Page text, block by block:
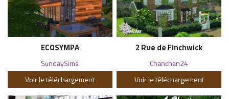
ECOSYMPA
SundaySims
Voir le téléchargement
2 Rue de Finchwick
Chanchan24
Voir le téléchargement